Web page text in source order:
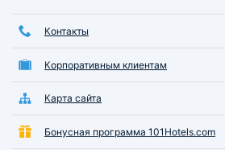
Контакты
Корпоративным клиентам
Карта сайта
Бонусная программа 101Hotels.com